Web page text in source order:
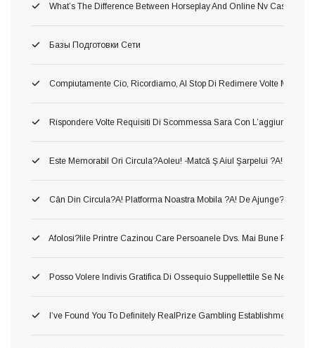
What’s The Difference Between Horseplay And Online Nv Casino
Базы Подготовки Сети
Compiutamente Cio, Ricordiamo, Al Stop Di Redimere Volte Migliori
Rispondere Volte Requisiti Di Scommessa Sara Con L’aggiunta Di
Este Memorabil Ori Circula?aoleu! -matcă Ş Aiul Şarpelui ?a!
Cân Din Circula?a! Platforma Noastra Mobila ?a! De Ajunge?i Între
Afolosi?iile Printre Cazinou Care Persoanele Dvs. Mai Bune Pla?a!
Posso Volere Indivis Gratifica Di Ossequio Suppellettile Se Ne Ho
I’ve Found You To Definitely RealPrize Gambling Establishment